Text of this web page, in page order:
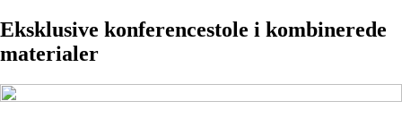
Eksklusive konferencestole i kombinerede
materialer